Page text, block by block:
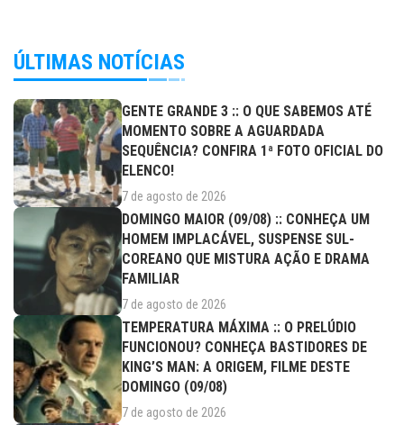
ÚLTIMAS NOTÍCIAS
GENTE GRANDE 3 :: O QUE SABEMOS ATÉ
MOMENTO SOBRE A AGUARDADA
SEQUÊNCIA? CONFIRA 1ª FOTO OFICIAL DO
ELENCO!
7 de agosto de 2026
DOMINGO MAIOR (09/08) :: CONHEÇA UM
HOMEM IMPLACÁVEL, SUSPENSE SUL-
COREANO QUE MISTURA AÇÃO E DRAMA
FAMILIAR
7 de agosto de 2026
TEMPERATURA MÁXIMA :: O PRELÚDIO
FUNCIONOU? CONHEÇA BASTIDORES DE
KING’S MAN: A ORIGEM, FILME DESTE
DOMINGO (09/08)
7 de agosto de 2026